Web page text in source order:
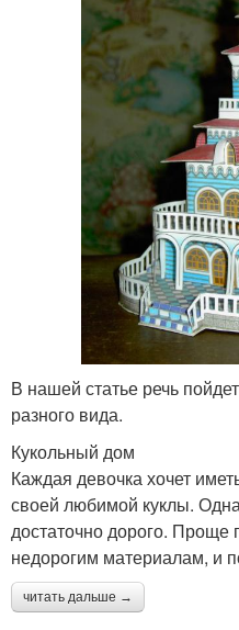
В нашей статье речь
разного вида.
Кукольный дом
Каждая девочка хочет
своей любимой куклы.
достаточно дорого. Проще
недорогим материалам, и
читать дальше →